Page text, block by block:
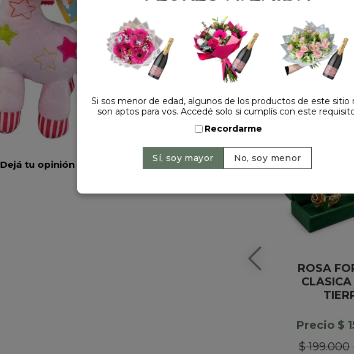
Dejá tu opinión
HACELO
ROSA
CLASICA
Precio $
$ 199.000
Si sos menor de edad, algunos de los productos de este sitio
son aptos para vos. Accedé solo si cumplís con este
Recordarme